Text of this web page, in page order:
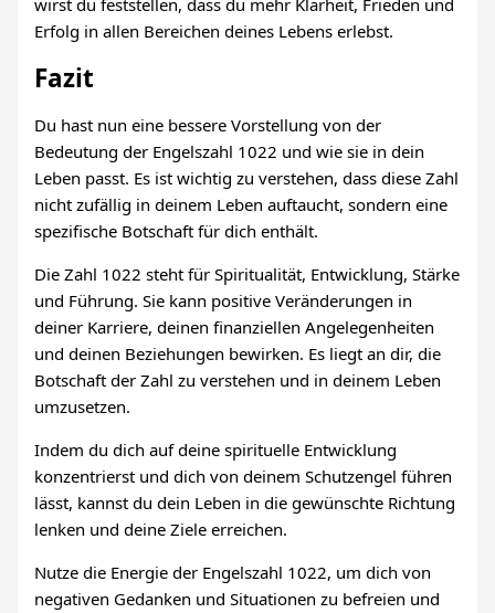
wirst du feststellen, dass du mehr Klarheit, Frieden und
Erfolg in allen Bereichen deines Lebens erlebst.
Fazit
Du hast nun eine bessere Vorstellung von der
Bedeutung der Engelszahl 1022 und wie sie in dein
Leben passt. Es ist wichtig zu verstehen, dass diese Zahl
nicht zufällig in deinem Leben auftaucht, sondern eine
spezifische Botschaft für dich enthält.
Die Zahl 1022 steht für Spiritualität, Entwicklung, Stärke
und Führung. Sie kann positive Veränderungen in
deiner Karriere, deinen finanziellen Angelegenheiten
und deinen Beziehungen bewirken. Es liegt an dir, die
Botschaft der Zahl zu verstehen und in deinem Leben
umzusetzen.
Indem du dich auf deine spirituelle Entwicklung
konzentrierst und dich von deinem Schutzengel führen
lässt, kannst du dein Leben in die gewünschte Richtung
lenken und deine Ziele erreichen.
Nutze die Energie der Engelszahl 1022, um dich von
negativen Gedanken und Situationen zu befreien und